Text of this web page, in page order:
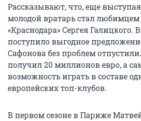
Рассказывают, что, еще
молодой вратарь стал любимцем
«Краснодара» Сергея Галицкого.
поступило выгодное
Сафонова без проблем
получил 20 миллионов евро, а
возможность играть в составе
европейских топ-клубов.
В первом сезоне в Париже